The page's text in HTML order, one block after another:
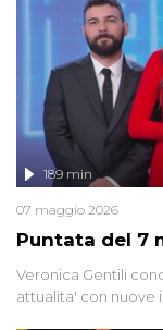
Puntata del 7
189 min
07 maggio 2026
Veronica Gentili
attualita' con nuove